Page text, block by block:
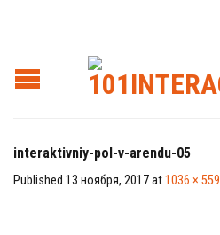
interaktivniy-pol-v-arendu-05
Published 13 ноября, 2017at1036 × 559